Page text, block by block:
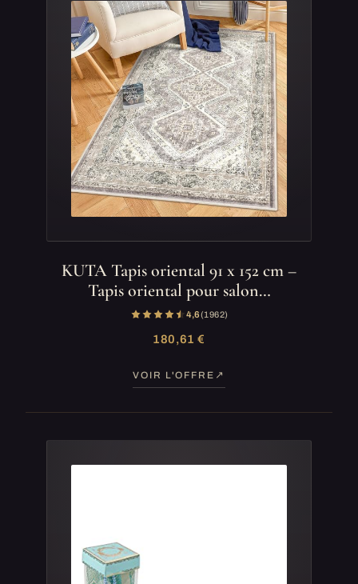
KUTA Tapis oriental 91 x 152 cm –
Tapis oriental pour salon…
4,6(1 962)
180,61 €
VOIR L'OFFRE